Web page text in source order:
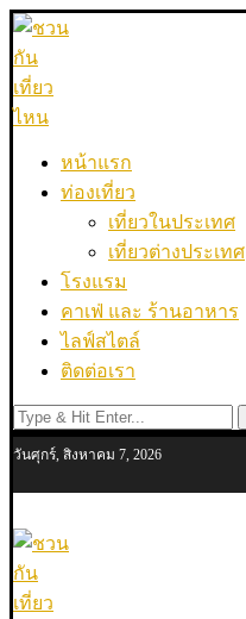
หน้าแรก
ท่องเที่ยว
เที่ยวในประเทศ
เที่ยวต่างประเทศ
โรงแรม
คาเฟ่ และ ร้านอาหาร
ไลฟ์สไตล์
ติดต่อเรา
วันศุกร์, สิงหาคม 7, 2026